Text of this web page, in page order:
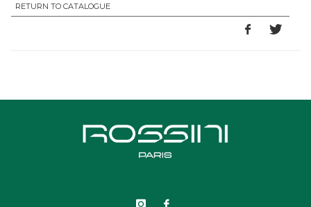
RETURN TO CATALOGUE